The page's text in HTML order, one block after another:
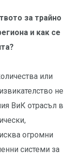
за трайно
и как се
или
не
ВиК отрасъл в
огромни
системи за